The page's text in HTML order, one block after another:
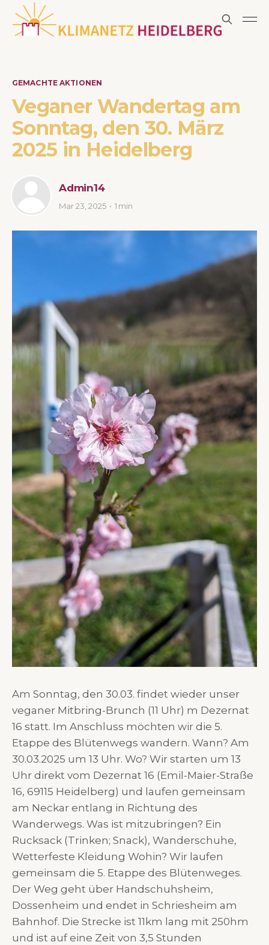
GEMACHTE AKTIONEN
Veganer Wandertag am
Sonntag, den 30. März
2025 in Heidelberg
Admin14
Mar 23, 2025 1 min
Am Sonntag, den 30.03. findet wieder unser
veganer Mitbring-Brunch (11 Uhr) m Dezernat
16 statt. Im Anschluss möchten wir die 5.
Etappe des Blütenwegs wandern. Wann? Am
30.03.2025 um 13 Uhr. Wo? Wir starten um 13
Uhr direkt vom Dezernat 16 (Emil-Maier-Straße
16, 69115 Heidelberg) und laufen gemeinsam
am Neckar entlang in Richtung des
Wanderwegs. Was ist mitzubringen? Ein
Rucksack (Trinken; Snack), Wanderschuhe,
Wetterfeste Kleidung Wohin? Wir laufen
gemeinsam die 5. Etappe des Blütenweges.
Der Weg geht über Handschuhsheim,
Dossenheim und endet in Schriesheim am
Bahnhof. Die Strecke ist 11km lang mit 250hm
und ist auf eine Zeit von 3,5 Stunden